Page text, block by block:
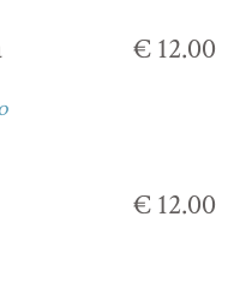
€ 12.00
€ 12.00